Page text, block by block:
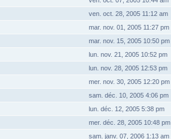
ven. oct. 28, 2005 11:12 am
mar. nov. 01, 2005 11:27 pm
mar. nov. 15, 2005 10:50 pm
lun. nov. 21, 2005 10:52 pm
lun. nov. 28, 2005 12:53 pm
mer. nov. 30, 2005 12:20 pm
sam. déc. 10, 2005 4:06 pm
lun. déc. 12, 2005 5:38 pm
mer. déc. 28, 2005 10:48 pm
sam. janv. 07, 2006 1:13 am